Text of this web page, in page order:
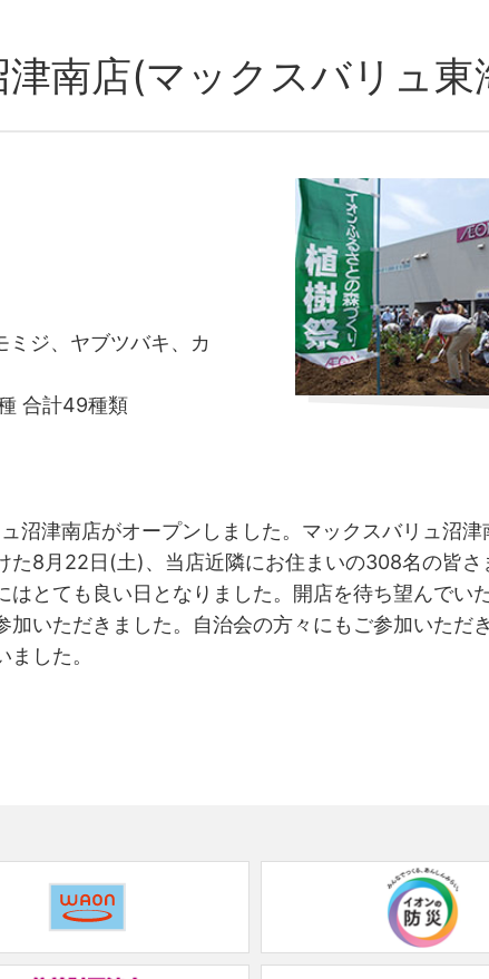
南店(マックスバリュ東
ミジ、ヤブツバキ、カ
合計49種類
沼津南店がオープンしました。マックスバリュ沼
8月22日(土)、当店近隣にお住まいの308名の皆
とても良い日となりました。開店を待ち望んでい
いただきました。自治会の方々にもご参加いただ
した。